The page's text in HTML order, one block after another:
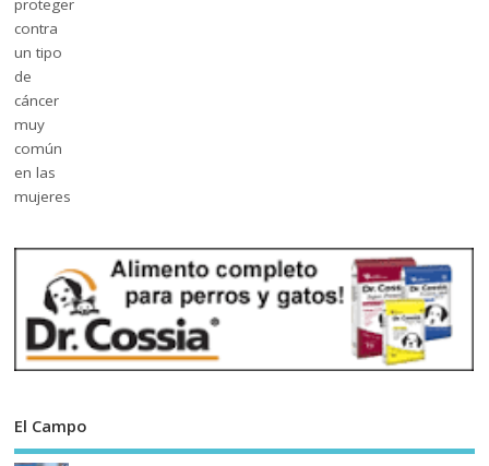
El Campo